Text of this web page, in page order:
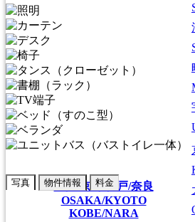
大阪/京都/神戸/奈良
OSAKA/KYOTO
KOBE/NARA
写真 物件情報 料金